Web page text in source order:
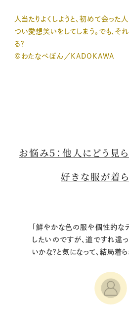
人当たりよくしようと、初めて会った
つい愛想笑いをしてしまう。でも、そ
る？
©わたなべぽん／KADOKAWA
お悩み５：他人にどう見
好きな服が着
「鮮やかな色の服や個性的な
したいのですが、道ですれ違
いかな？と気になって、結局着